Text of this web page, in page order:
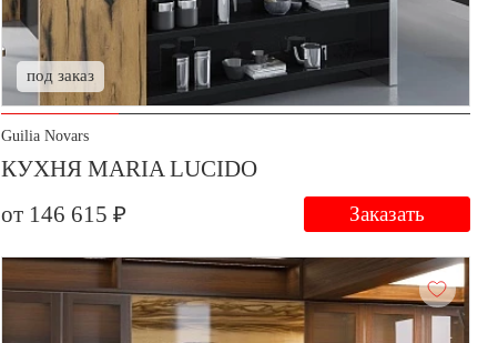
под заказ
Guilia Novars
КУХНЯ MARIA LUCIDO
от 146 615 ₽
Заказать